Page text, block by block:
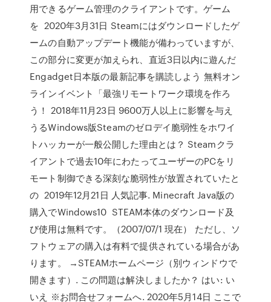
用できるゲーム管理のクライアントです。ゲーム
を 2020年3月31日 Steamにはダウンロードしたゲ
ームの自動アップデート機能が備わっていますが、
この部分に変更が加えられ、直近3日以内に遊んだ
Engadget日本版の最新記事を購読しよう 無料オン
ラインイベント「最強リモートワーク環境を作ろ
う！ 2018年11月23日 9600万人以上に影響を与え
うるWindows版Steamのゼロデイ脆弱性をホワイ
トハッカーが一般公開した理由とは？ Steamクラ
イアントで過去10年にわたってユーザーのPCをリ
モート制御できる深刻な脆弱性が放置されていたと
の 2019年12月21日 人気記事. Minecraft Java版の
購入でWindows10 STEAM本体のダウンロード及
び使用は無料です。（2007/07/1 現在） ただし、ソ
フトウェアの購入は有料で提供されている場合があ
ります。 →STEAMホームページ（別ウィンドウで
開きます）. この問題は解決しましたか？ はい: い
いえ ※お問合せフォームへ. 2020年5月14日 ここで